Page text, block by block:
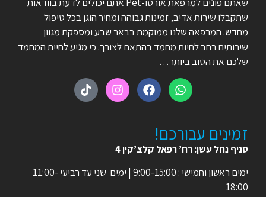
שתקבלו שירות אדיב, זמינות גבוהה ומחיר הוגן בכל טיפול
מחדש. המרפאה שלנו ממוקמת בבאר שבע ומספקת מגוון
שירותים רחב לחיות מחמד בהתאם לצורך. כי מגיע לחיית המחמד
שלכם את הטוב ביותר…
זמינים עבורכם!
סניף נחל עשן: רח’ רפאל קלצ’קין 4
ימים ראשון וחמישי : 9:00-15:00 | ימים שני עד רביעי 11:00-
18:00